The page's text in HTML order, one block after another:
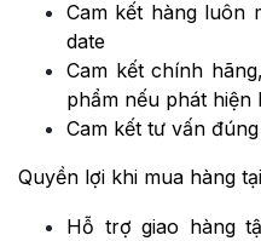
Cam kết hàng luôn
date
Cam kết chính
phẩm nếu phát hiện
Cam kết tư vấn
Quyền lợi khi mua hàng
Hỗ trợ giao hàng